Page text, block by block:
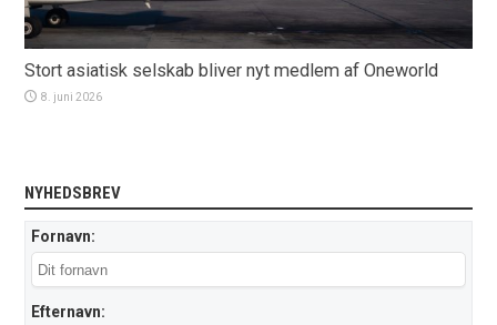
Stort asiatisk selskab bliver nyt medlem af Oneworld
8. juni 2026
NYHEDSBREV
Fornavn:
Efternavn: